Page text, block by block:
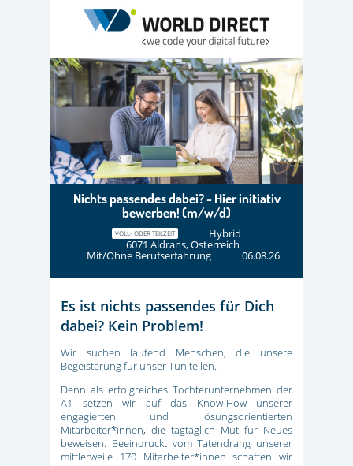
Nichts passendes dabei? - Hier initiativ
bewerben! (m/w/d)
VOLL- ODER TEILZEIT Hybrid
6071 Aldrans, Österreich
Mit/Ohne Berufserfahrung 06.08.26
Es ist nichts passendes für Dich
dabei? Kein Problem!
Wir suchen laufend Menschen, die unsere
Begeisterung für unser Tun teilen.
Denn als erfolgreiches Tochterunternehmen der
A1 setzen wir auf das Know-How unserer
engagierten und lösungsorientierten
Mitarbeiter*innen, die tagtäglich Mut für Neues
beweisen. Beeindruckt vom Tatendrang unserer
mittlerweile 170 Mitarbeiter*innen schaffen wir